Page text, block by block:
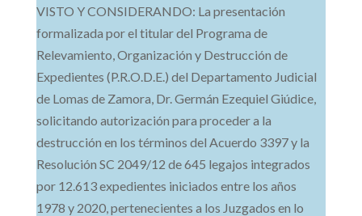
VISTO Y CONSIDERANDO: La presentación
formalizada por el titular del Programa de
Relevamiento, Organización y Destrucción de
Expedientes (P.R.O.D.E.) del Departamento Judicial
de Lomas de Zamora, Dr. Germán Ezequiel Giúdice,
solicitando autorización para proceder a la
destrucción en los términos del Acuerdo 3397 y la
Resolución SC 2049/12 de 645 legajos integrados
por 12.613 expedientes iniciados entre los años
1978 y 2020, pertenecientes a los Juzgados en lo